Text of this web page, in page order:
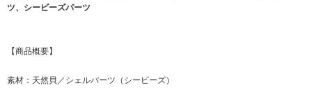
ツ、シービーズパーツ
【商品概要】
素材：天然貝／シェルパーツ（シービーズ）